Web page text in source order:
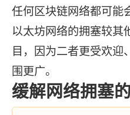
任何区块链网络都可能
以太坊网络的拥塞较其
目，因为二者更受欢迎
围更广。
缓解网络拥塞